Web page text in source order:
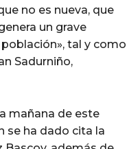
no es nueva, que
un grave
tal y como
Sadurniño,
mañana de este
se ha dado cita la